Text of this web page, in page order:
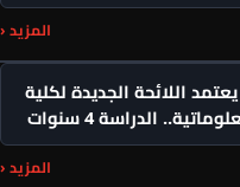
المزيد ‹
اللائحة الجديدة لكلية
الدراسة 4 سنوات
المزيد ‹